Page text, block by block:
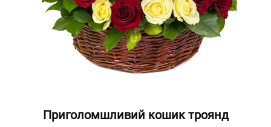
Приголомшливий кошик троянд